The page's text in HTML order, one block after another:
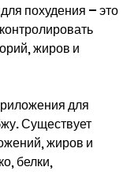
похудения – это
жиров и
для
Существует
жиров и
белки,